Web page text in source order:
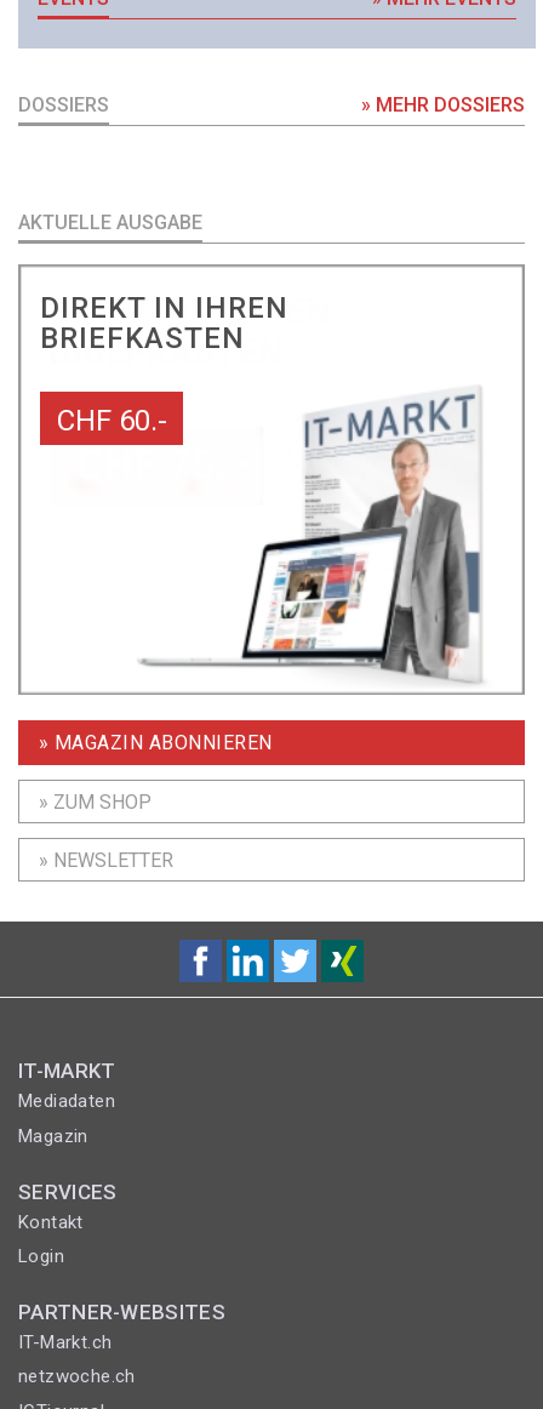
DOSSIERS » MEHR DOSSIERS
AKTUELLE AUSGABE
DIREKT IN IHREN
BRIEFKASTEN
CHF 60.-
» MAGAZIN ABONNIEREN
» ZUM SHOP
» NEWSLETTER
IT-MARKT
Mediadaten
Magazin
SERVICES
Kontakt
Login
PARTNER-WEBSITES
IT-Markt.ch
netzwoche.ch